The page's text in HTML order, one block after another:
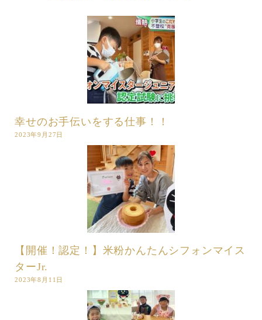
幸せのお手伝いをする仕事！！
2023年9月27日
【開催！認定！】米粉かんたんシフォンマイス
ターJr.
2023年8月11日